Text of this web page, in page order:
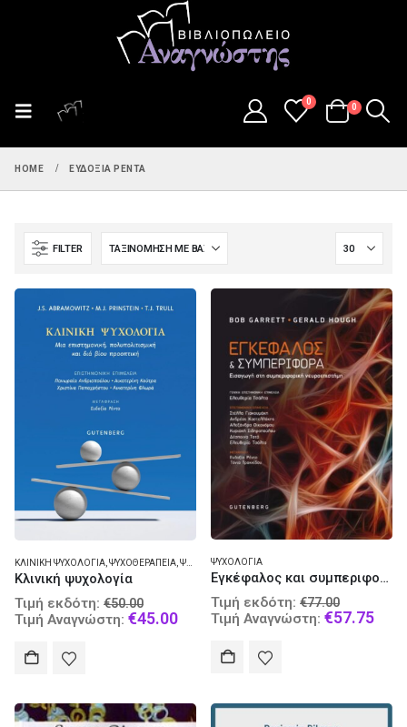
0
0
HOME ΕΥΔΟΞΊΑ ΡΈΝΤΑ
FILTER
ΚΛΙΝΙΚΉ ΨΥΧΟΛΟΓΊΑ ΨΥΧΟΘΕΡΑΠΕΊΑ ΨΥΧΟΛΟΓΊΑ
Κλινική ψυχολογία
Τιμή εκδότη: €50.00
price
Τιμή Αναγνώστη: €45.00Current
€45.00.
ΨΥΧΟΛΟΓΊΑ
Εγκέφαλος και συμπεριφορά
Τιμή εκδότη: €77.00
price
Τιμή Αναγνώστη: €57.75